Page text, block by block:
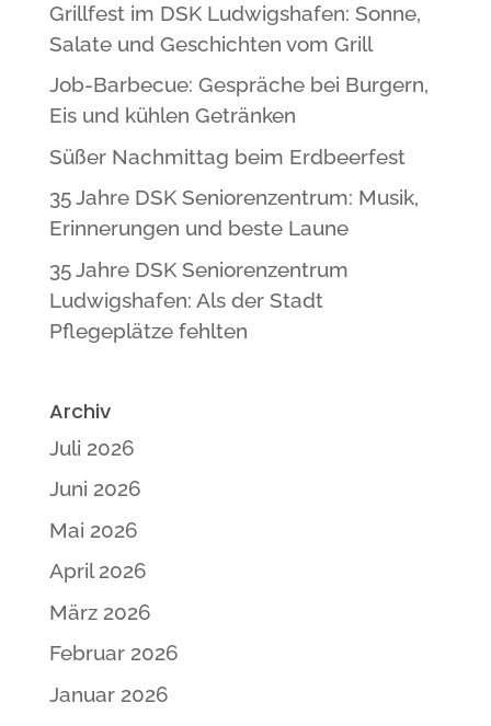
Grillfest im DSK Ludwigshafen: Sonne,
Salate und Geschichten vom Grill
Job-Barbecue: Gespräche bei Burgern,
Eis und kühlen Getränken
Süßer Nachmittag beim Erdbeerfest
35 Jahre DSK Seniorenzentrum: Musik,
Erinnerungen und beste Laune
35 Jahre DSK Seniorenzentrum
Ludwigshafen: Als der Stadt
Pflegeplätze fehlten
Archiv
Juli 2026
Juni 2026
Mai 2026
April 2026
März 2026
Februar 2026
Januar 2026